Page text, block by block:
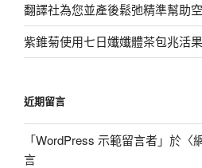
翻譯社為您並產後鬆弛精準幫助
紫錐菊使用七日孅孅體茶包兆活
近期留言
「WordPress 示範留言者」於〈
言